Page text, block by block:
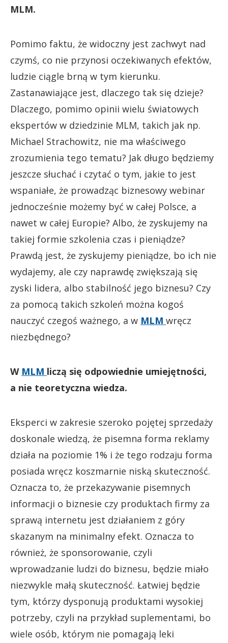
MLM.
Pomimo faktu, że widoczny jest zachwyt nad
czymś, co nie przynosi oczekiwanych efektów,
ludzie ciągle brną w tym kierunku.
Zastanawiające jest, dlaczego tak się dzieje?
Dlaczego, pomimo opinii wielu światowych
ekspertów w dziedzinie MLM, takich jak np.
Michael Strachowitz, nie ma właściwego
zrozumienia tego tematu? Jak długo będziemy
jeszcze słuchać i czytać o tym, jakie to jest
wspaniałe, że prowadząc biznesowy webinar
jednocześnie możemy być w całej Polsce, a
nawet w całej Europie? Albo, że zyskujemy na
takiej formie szkolenia czas i pieniądze?
Prawdą jest, że zyskujemy pieniądze, bo ich nie
wydajemy, ale czy naprawdę zwiększają się
zyski lidera, albo stabilność jego biznesu? Czy
za pomocą takich szkoleń można kogoś
nauczyć czegoś ważnego, a w MLM wręcz
niezbędnego?
W MLM liczą się odpowiednie umiejętności,
a nie teoretyczna wiedza.
Eksperci w zakresie szeroko pojętej sprzedaży
doskonale wiedzą, że pisemna forma reklamy
działa na poziomie 1% i że tego rodzaju forma
posiada wręcz koszmarnie niską skuteczność.
Oznacza to, że przekazywanie pisemnych
informacji o biznesie czy produktach firmy za
sprawą internetu jest działaniem z góry
skazanym na minimalny efekt. Oznacza to
również, że sponsorowanie, czyli
wprowadzanie ludzi do biznesu, będzie miało
niezwykle małą skuteczność. Łatwiej będzie
tym, którzy dysponują produktami wysokiej
potrzeby, czyli na przykład suplementami, bo
wiele osób, którym nie pomagają leki